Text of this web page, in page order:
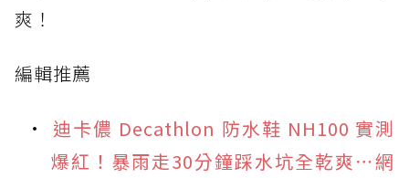
爽！
編輯推薦
迪卡儂 Decathlon 防水鞋 NH100 實測
爆紅！暴雨走30分鐘踩水坑全乾爽⋯網